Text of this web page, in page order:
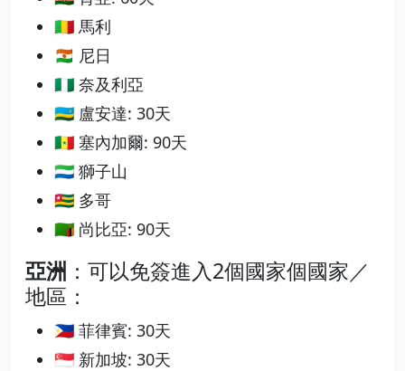
🇲🇱 馬利
🇳🇪 尼日
🇳🇬 奈及利亞
🇷🇼 盧安達: 30天
🇸🇳 塞內加爾: 90天
🇸🇱 獅子山
🇹🇬 多哥
🇿🇲 尚比亞: 90天
亞洲 ：可以免簽進入2個國家個國家／
地區：
🇵🇭 菲律賓: 30天
🇸🇬 新加坡: 30天